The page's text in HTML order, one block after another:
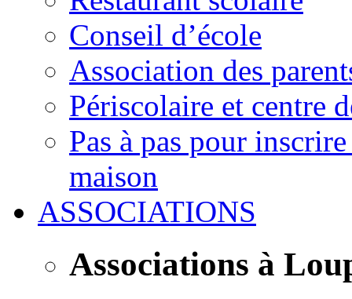
Conseil d’école
Association des
Périscolaire et centre
Pas à pas pour
maison
ASSOCIATIONS
Associations à